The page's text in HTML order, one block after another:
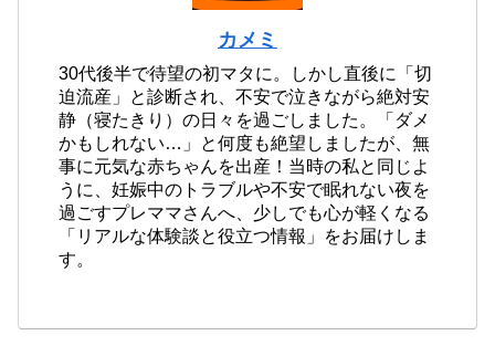
カメミ
30代後半で待望の初マタに。しかし直後に「切
迫流産」と診断され、不安で泣きながら絶対安
静（寝たきり）の日々を過ごしました。「ダメ
かもしれない…」と何度も絶望しましたが、無
事に元気な赤ちゃんを出産！当時の私と同じよ
うに、妊娠中のトラブルや不安で眠れない夜を
過ごすプレママさんへ、少しでも心が軽くなる
「リアルな体験談と役立つ情報」をお届けしま
す。